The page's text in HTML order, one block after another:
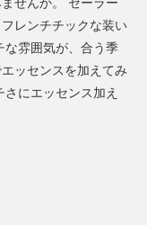
せんか。 セーラー
レンチチックな装い
な雰囲気が、合う季
ッセンスを加えてみ
にエッセンス加え